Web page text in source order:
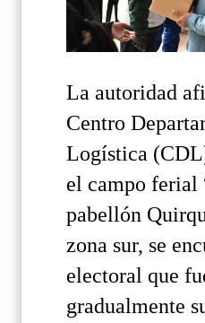
La autoridad
Centro
Logística
el campo ferial
pabellón
zona sur, se
electoral que
gradualmente